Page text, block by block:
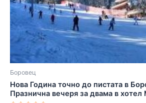
Боровец
Нова Година точно до пистата в
Празнична вечеря за двама в хотел